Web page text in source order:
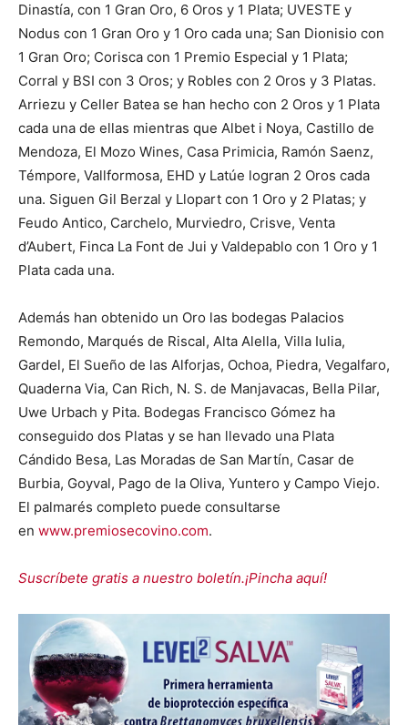
Dinastía, con 1 Gran Oro, 6 Oros y 1 Plata; UVESTE y
Nodus con 1 Gran Oro y 1 Oro cada una; San Dionisio con
1 Gran Oro; Corisca con 1 Premio Especial y 1 Plata;
Corral y BSI con 3 Oros; y Robles con 2 Oros y 3 Platas.
Arriezu y Celler Batea se han hecho con 2 Oros y 1 Plata
cada una de ellas mientras que Albet i Noya, Castillo de
Mendoza, El Mozo Wines, Casa Primicia, Ramón Saenz,
Témpore, Vallformosa, EHD y Latúe logran 2 Oros cada
una. Siguen Gil Berzal y Llopart con 1 Oro y 2 Platas; y
Feudo Antico, Carchelo, Murviedro, Crisve, Venta
d’Aubert, Finca La Font de Jui y Valdepablo con 1 Oro y 1
Plata cada una.
Además han obtenido un Oro las bodegas Palacios
Remondo, Marqués de Riscal, Alta Alella, Villa Iulia,
Gardel, El Sueño de las Alforjas, Ochoa, Piedra, Vegalfaro,
Quaderna Via, Can Rich, N. S. de Manjavacas, Bella Pilar,
Uwe Urbach y Pita. Bodegas Francisco Gómez ha
conseguido dos Platas y se han llevado una Plata
Cándido Besa, Las Moradas de San Martín, Casar de
Burbia, Goyval, Pago de la Oliva, Yuntero y Campo Viejo.
El palmarés completo puede consultarse
en www.premiosecovino.com.
Suscríbete gratis a nuestro boletín.¡Pincha aquí!